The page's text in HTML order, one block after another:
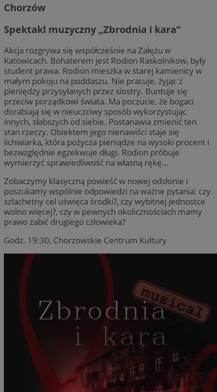
Chorzów
Spektakl muzyczny „Zbrodnia i kara”
Akcja rozgrywa się współcześnie na Załężu w
Katowicach. Bohaterem jest Rodion Raskolnikow, były
student prawa. Rodion mieszka w starej kamienicy w
małym pokoju na poddaszu. Nie pracuje, żyjąc z
pieniędzy przysyłanych przez siostry. Buntuje się
przeciw porządkowi świata. Ma poczucie, że bogaci
dorabiają się w nieuczciwy sposób wykorzystując
innych, słabszych od siebie. Postanawia zmienić ten
stan rzeczy. Obiektem jego nienawiści staje się
lichwiarka, która pożycza pieniądze na wysoki procent i
bezwzględnie egzekwuje długi. Rodion próbuje
wymierzyć sprawiedliwość na własną rękę…
Zobaczymy klasyczną powieść w nowej odsłonie i
poszukamy wspólnie odpowiedzi na ważne pytania: czy
szlachetny cel uświęca środki?, czy wybitnej jednostce
wolno więcej?, czy w pewnych okolicznościach mamy
prawo zabić drugiego człowieka?
Godz. 19:30, Chorzowskie Centrum Kultury